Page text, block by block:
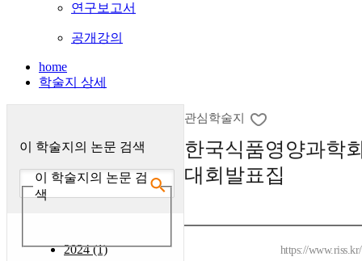
연구보고서
공개강의
home
학술지 상세
이 학술지의 논문 검색
이 학술지의 논문 검
색
2024 (1)
관심학술지
한국식품영양과학
대회발표집
https://